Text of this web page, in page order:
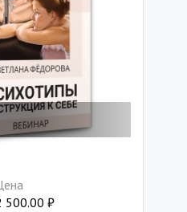
500.00 ₽